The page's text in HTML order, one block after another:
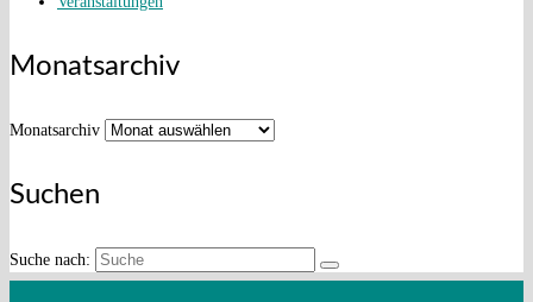
Monatsarchiv
Monatsarchiv
Suchen
Suche nach: